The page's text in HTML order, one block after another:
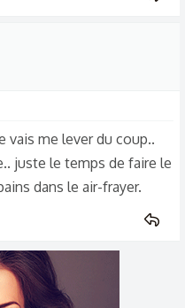
vais me lever du coup..
juste le temps de faire le
dans le air-frayer.